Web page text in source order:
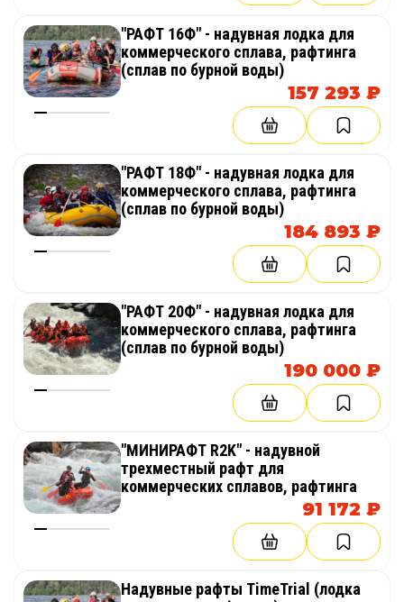
"РАФТ 16Ф" - надувная лодка для
коммерческого сплава, рафтинга
(сплав по бурной воды)
157 293 ₽
"РАФТ 18Ф" - надувная лодка для
коммерческого сплава, рафтинга
(сплав по бурной воды)
184 893 ₽
"РАФТ 20Ф" - надувная лодка для
коммерческого сплава, рафтинга
(сплав по бурной воды)
190 000 ₽
"МИНИРАФТ R2K" - надувной
трехместный рафт для
коммерческих сплавов, рафтинга
91 172 ₽
Надувные рафты TimeTrial (лодка